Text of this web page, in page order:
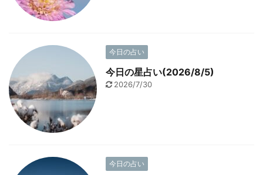
今日の占い
今日の星占い(2026/8/5)
2026/7/30
今日の占い